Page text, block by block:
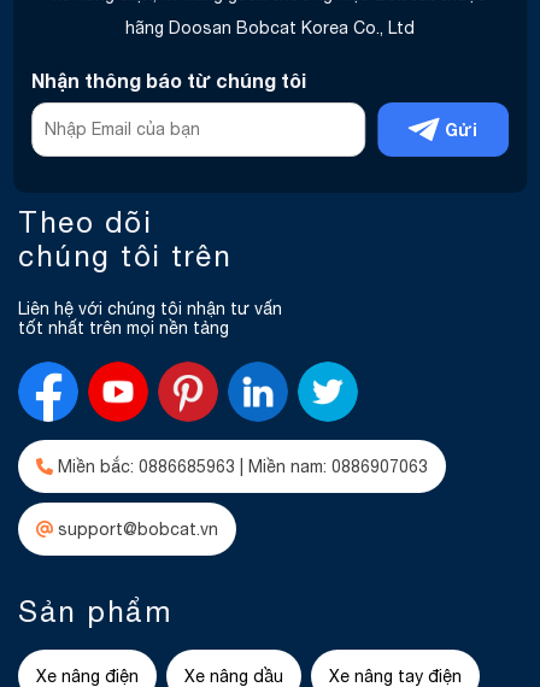
hãng Doosan Bobcat Korea Co., Ltd
Nhận thông báo từ chúng tôi
Gửi
Theo dõi
chúng tôi trên
Liên hệ với chúng tôi nhận tư vấn
tốt nhất trên mọi nền tảng
Miền bắc: 0886685963 | Miền nam: 0886907063
support@bobcat.vn
Sản phẩm
Xe nâng điện Xe nâng dầu Xe nâng tay điện